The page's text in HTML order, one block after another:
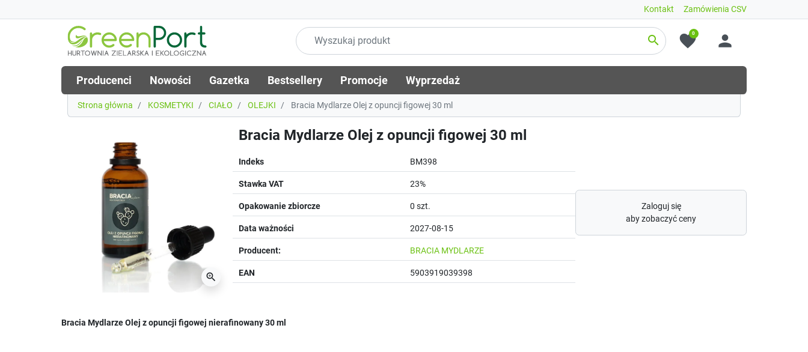
Zamówienia CSV
Kontakt
search favorite
0 person
Producenci Nowości Gazetka Bestsellery Promocje Wyprzedaż
Strona główna KOSMETYKI CIAŁO OLEJKI Bracia Mydlarze Olej z opuncji figowej 30 ml
zoom_in
Bracia Mydlarze Olej z opuncji figowej 30 ml
Indeks BM398
Stawka VAT 23%
Opakowanie zbiorcze 0 szt.
Data ważności 2027-08-15
Producent: BRACIA MYDLARZE
EAN 5903919039398
Zaloguj się
aby zobaczyć ceny
Bracia Mydlarze Olej z opuncji figowej nierafinowany 30 ml